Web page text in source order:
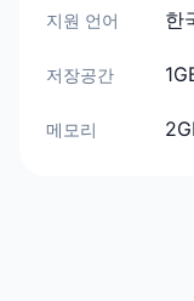
지원 언어 한
저장공간
메모리